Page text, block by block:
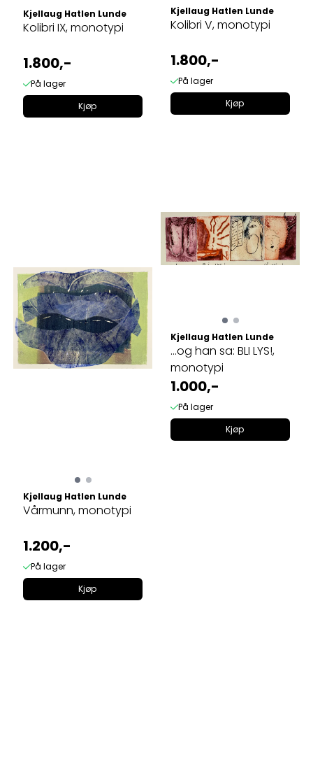
Kjellaug Hatlen Lunde
Kolibri IX, monotypi
1.800,-
På lager
Kjøp
Kjellaug Hatlen Lunde
Kolibri V, monotypi
1.800,-
På lager
Kjøp
Kjellaug Hatlen Lunde
Vårmunn, monotypi
1.200,-
På lager
Kjøp
Kjellaug Hatlen Lunde
...og han sa: BLI LYS!,
monotypi
1.000,-
På lager
Kjøp